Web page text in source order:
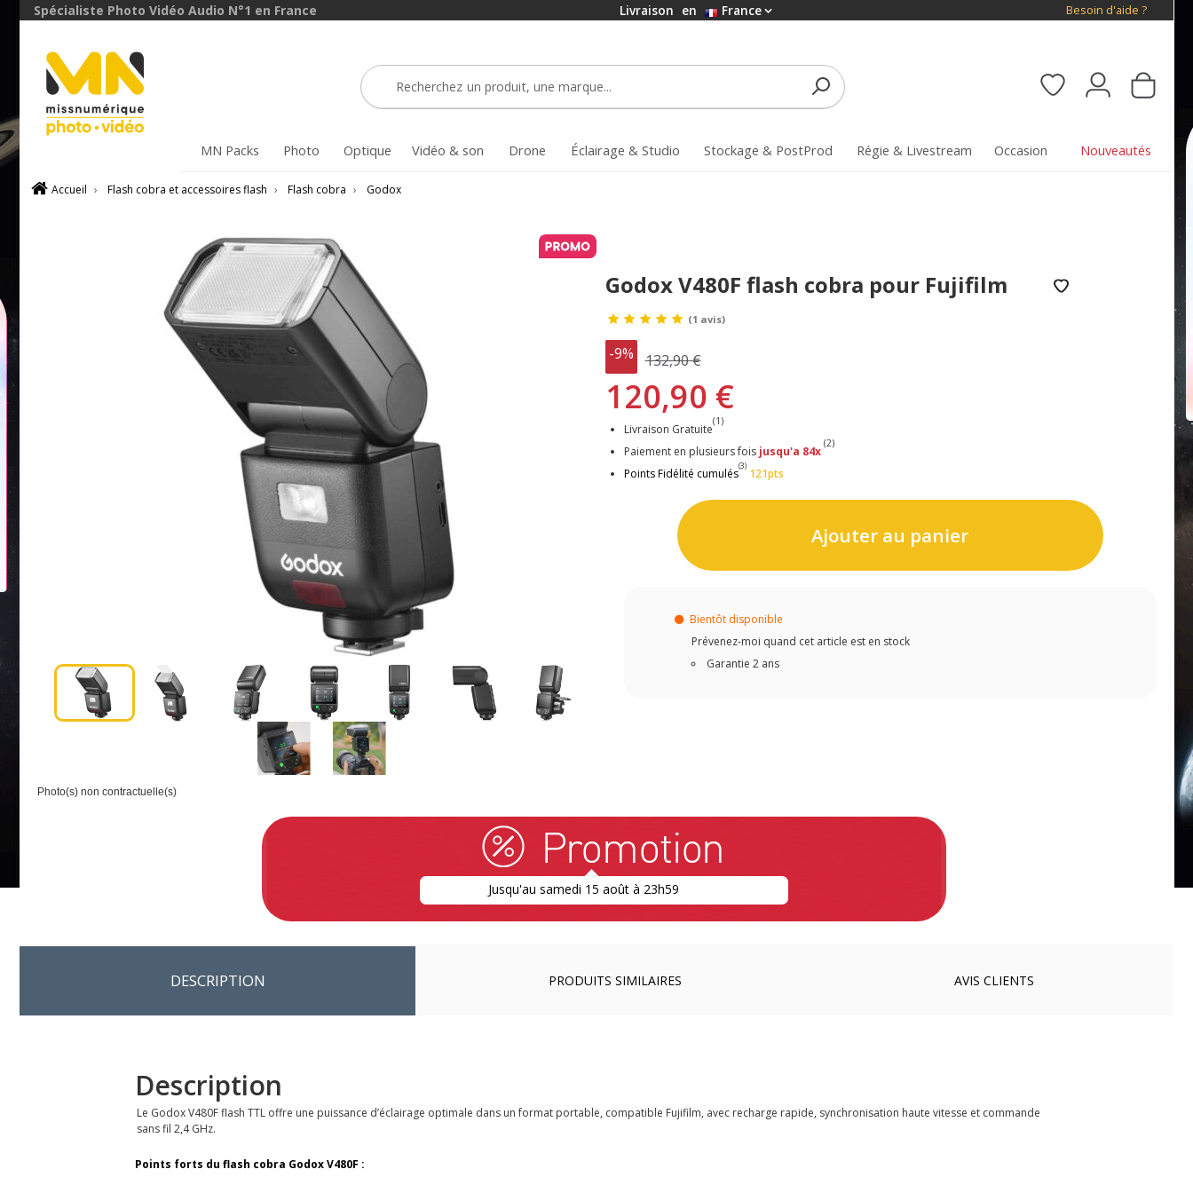
Spécialiste Photo Vidéo Audio N°1 en France Livraison en France Besoin d'aide ?
MN Packs Photo Optique Vidéo & son Drone Éclairage & Studio Stockage & PostProd Régie & Livestream Occasion Nouveautés
Accueil › Flash cobra et accessoires flash › Flash cobra › Godox
Photo(s) non contractuelle(s)
Godox V480F flash cobra pour Fujifilm
(1 avis)
-9% 132,90 €
120,90 €
Livraison Gratuite
(1)
Paiement en plusieurs fois jusqu'a 84x
(2)
Points Fidélité cumulés
(3)
121pts
Ajouter au panier
Bientôt disponible
Prévenez-moi quand cet article est en stock
Garantie 2 ans
Jusqu'au samedi 15 août à 23h59
DESCRIPTION PRODUITS SIMILAIRES AVIS CLIENTS
Description
Le Godox V480F flash TTL offre une puissance d’éclairage optimale dans un format portable, compatible Fujifilm, avec recharge rapide, synchronisation haute vitesse et commande
sans fil 2,4 GHz.
Points forts du flash cobra Godox V480F :